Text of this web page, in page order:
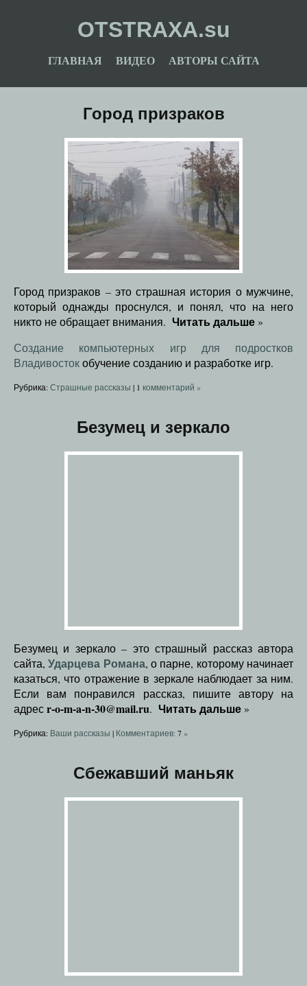
OTSTRAXA.su
ГЛАВНАЯ ВИДЕО АВТОРЫ САЙТА
Город призраков
Город призраков – это страшная история о мужчине,
который однажды проснулся, и понял, что на него
никто не обращает внимания. Читать дальше »
Создание компьютерных игр для подростков
Владивостокобучение созданию и разработке игр.
Рубрика:Страшные рассказы | 1 комментарий »
Безумец и зеркало
Безумец и зеркало – это страшный рассказ автора
сайта,Ударцева Романа, о парне, которому начинает
казаться, что отражение в зеркале наблюдает за ним.
Если вам понравился рассказ, пишите автору на
адресr-o-m-a-n-30@mail.ru. Читать дальше »
Рубрика: Ваши рассказы | Комментариев: 7»
Сбежавший маньяк